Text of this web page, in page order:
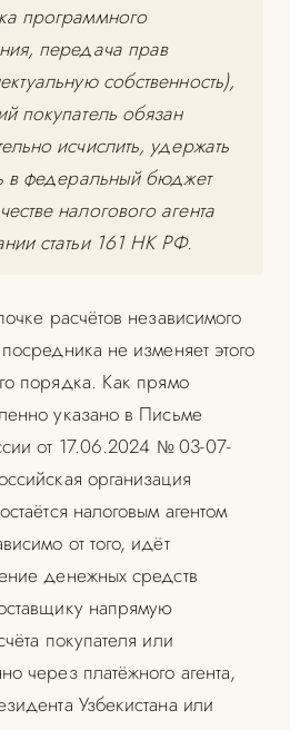
программного
передача прав
собственность),
покупатель обязан
исчислить, удержать
в федеральный бюджет
налогового агента
статьи 161 НК РФ.
расчётов независимого
не изменяет этого
порядка. Как прямо
указано в Письме
от 17.06.2024 №03-07-
организация
налоговым агентом
от того, идёт
денежных средств
напрямую
покупателя или
через платёжного агента,
Узбекистана или